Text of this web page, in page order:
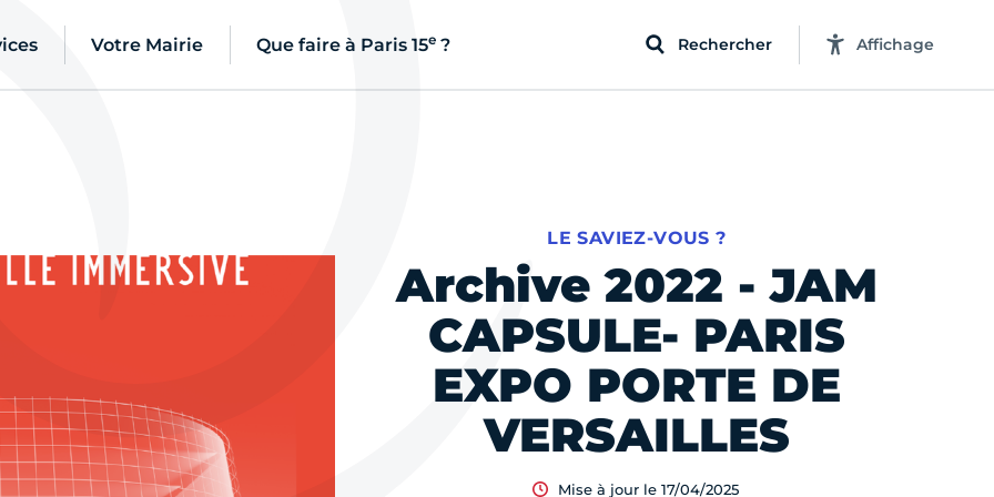
Votre Mairie Que faire à Paris 15e ? Rechercher Affichage
Archive 2022 - JAM
CAPSULE- PARIS
EXPO PORTE DE
VERSAILLES
LE SAVIEZ-VOUS ?
Mise à jour le 17/04/2025